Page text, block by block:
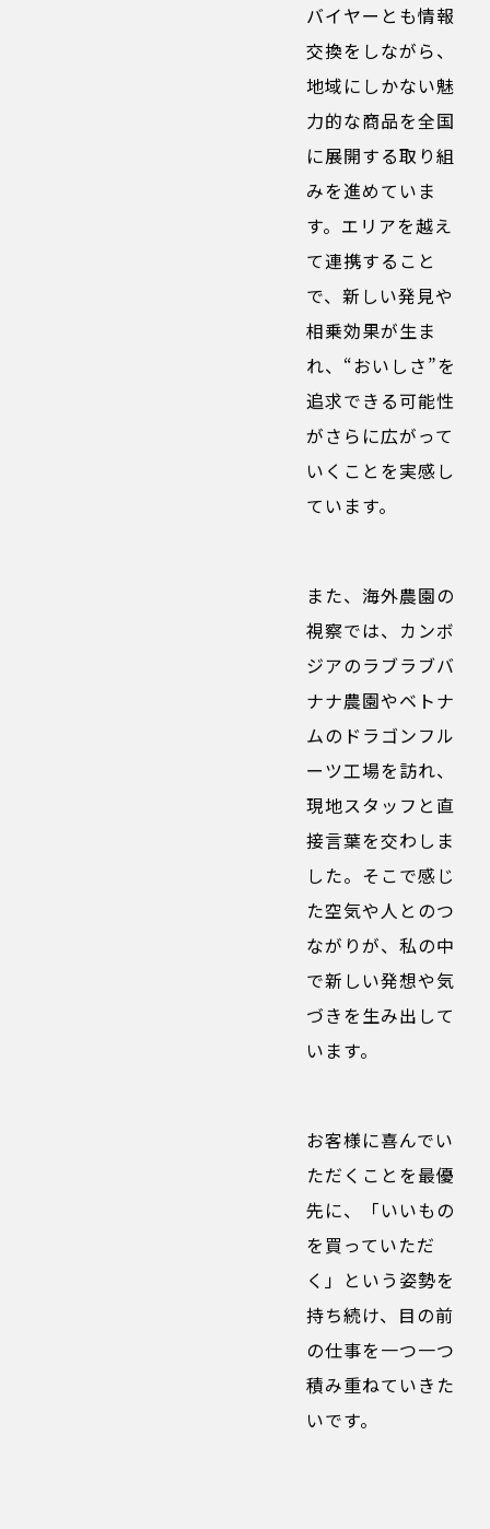
バイヤーとも情報
交換をしながら、
地域にしかない魅
力的な商品を全国
に展開する取り組
みを進めていま
す。エリアを越え
て連携すること
で、新しい発見や
相乗効果が生ま
れ、“おいしさ”を
追求できる可能性
がさらに広がって
いくことを実感し
ています。
また、海外農園の
視察では、カンボ
ジアのラブラブバ
ナナ農園やベトナ
ムのドラゴンフル
ーツ工場を訪れ、
現地スタッフと直
接言葉を交わしま
した。そこで感じ
た空気や人とのつ
ながりが、私の中
で新しい発想や気
づきを生み出して
います。
お客様に喜んでい
ただくことを最優
先に、「いいもの
を買っていただ
く」という姿勢を
持ち続け、目の前
の仕事を一つ一つ
積み重ねていきた
いです。